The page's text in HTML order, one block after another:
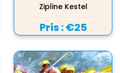
Zipline Kestel
Pris :€25